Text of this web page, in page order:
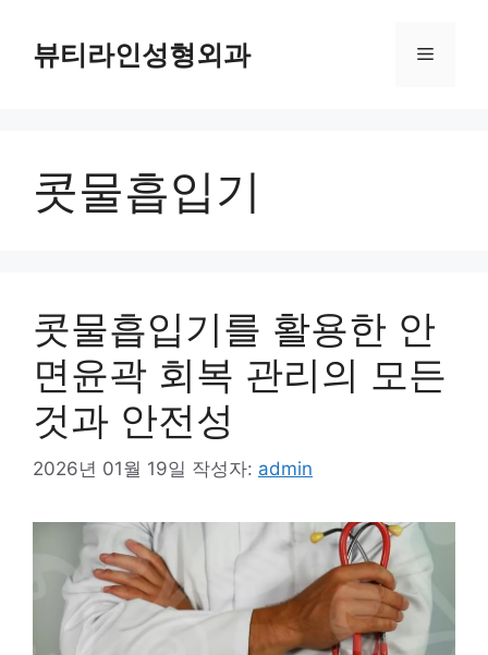
뷰티라인성형외과 메
콧물흡입기
콧물흡입기를 활용한 안
면윤곽 회복 관리의 모든
것과 안전성
2026년 01월 19일 작성자: admin